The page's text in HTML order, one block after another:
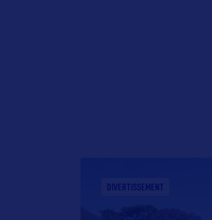
DIVERTISSEMENT